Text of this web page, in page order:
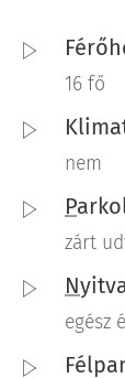
16 fő
nem
P
zárt
N
egész